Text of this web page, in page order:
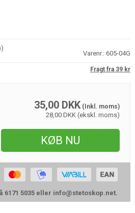
)
Varenr.:605-04G
Fragt fra 39 kr
35,00 DKK(Inkl. moms)
28,00 DKK (ekskl. moms)
KØB NU
5035 eller info@stetoskop.net.